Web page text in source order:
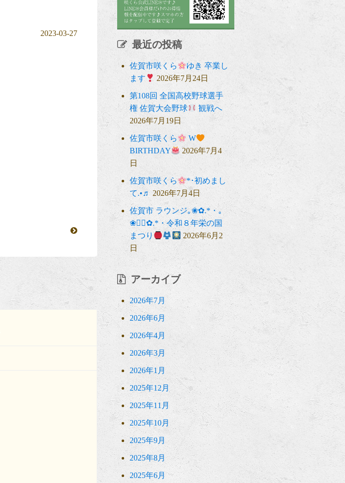
2023-03-27
最近の投稿
佐賀市咲くら
ゆき 卒業し
ます
2026年7月24日
第108回 全国高校野球選手
権 佐賀大会野球
観戦へ
2026年7月19日
佐賀市咲くら
W
BIRTHDAY
2026年7月4
日
佐賀市咲くら
*･初めまし
て.•♬ 2026年7月4日
佐賀市 ラウンジ｡❀✿.*・｡
❀❁⃘✿.*・令和８年栄の国
まつり
2026年6月2
日
アーカイブ
2026年7月
2026年6月
2026年4月
2026年3月
2026年1月
2025年12月
2025年11月
2025年10月
2025年9月
2025年8月
2025年6月